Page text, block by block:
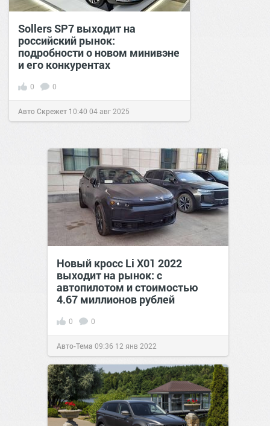
Sollers SP7 выходит на
российский рынок:
подробности о новом минивэне
и его конкурентах
0 0
Авто Скрежет 10:40 04 авг 2025
Новый кросс Li X01 2022
выходит на рынок: с
автопилотом и стоимостью
4.67 миллионов рублей
0 0
Авто-Тема 09:36 12 янв 2022